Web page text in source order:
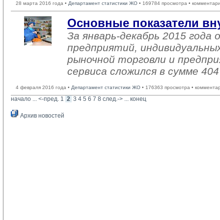
28 марта 2016 года • Департамент статистики ЖО • 169784 просмотра •
Основные показатели
За январь-декабрь 2015
предприятий,
рыночной торговли и
сервиса сложился в сумме
4 февраля 2016 года • Департамент статистики ЖО • 176363 просмотра •
начало ... <-пред. 1 2 3 4 5 6 7 8 след.-> ... конец
Архив новостей